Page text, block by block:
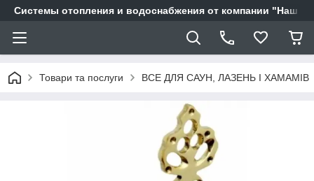
Системы отопления и водоснабжения от компании "Наш
Товари та послуги ВСЕ ДЛЯ САУН, ЛАЗЕНЬ І ХАМАМІВ